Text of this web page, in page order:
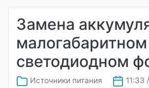
Замена
малогабаритном
светодиодном
Источники питания 11:33